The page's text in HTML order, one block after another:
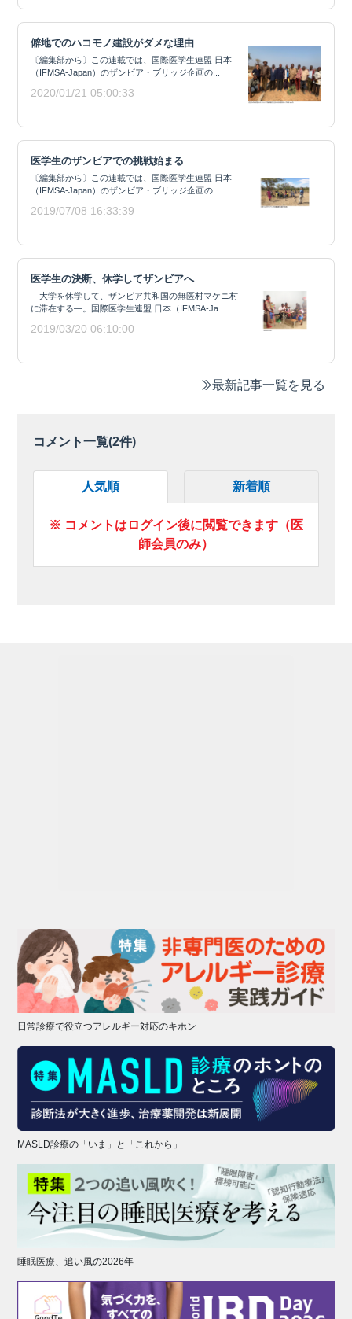
僻地でのハコモノ建設がダメな理由
〔編集部から〕この連載では、国際医学生連盟 日本
（IFMSA-Japan）のザンビア・ブリッジ企画の...
2020/01/21 05:00:33
医学生のザンビアでの挑戦始まる
〔編集部から〕この連載では、国際医学生連盟 日本
（IFMSA-Japan）のザンビア・ブリッジ企画の...
2019/07/08 16:33:39
医学生の決断、休学してザンビアへ
大学を休学して、ザンビア共和国の無医村マケニ村
に滞在する―。国際医学生連盟 日本（IFMSA-Ja...
2019/03/20 06:10:00
最新記事一覧を見る
コメント一覧(2件)
人気順 新着順
※ コメントはログイン後に閲覧できます（医
師会員のみ）
日常診療で役立つアレルギー対応のキホン
MASLD診療の「いま」と「これから」
睡眠医療、追い風の2026年